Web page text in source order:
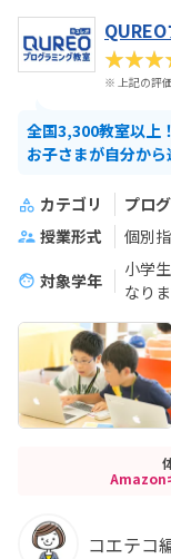
※ 上記の評
全国3,300教室以上
お子さまが自分から
カテゴリ プロ
授業形式
個別
対象学年
小学
なりま
Amazon
コエテコ